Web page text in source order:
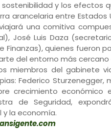
sostenibilidad y los efectos
arancelaria entre Estados
una comitiva
José Luis Daza
Finanzas), quienes fueron
del entorno más
miembros del gabinete
Federico Sturzenegger,
crecimiento económico
de Seguridad,
y la economía.